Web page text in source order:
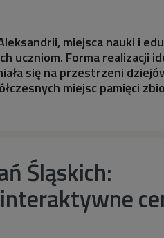
miejsca nauki i
uczniom. Forma realizacji
się na przestrzeni
miejsc pamięci
Śląskich: